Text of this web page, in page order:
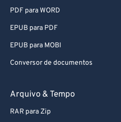
PDF para WORD
EPUB para PDF
EPUB para MOBI
Conversor de documentos
Arquivo & Tempo
RAR para Zip